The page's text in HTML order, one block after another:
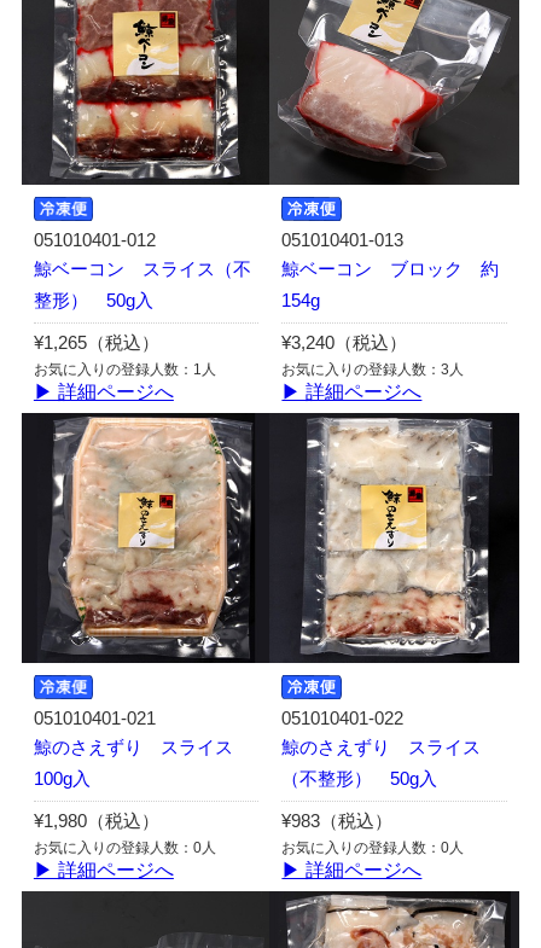
051010401-012
鯨ベーコン スライス（不
整形） 50g入
¥1,265（税込）
お気に入りの登録人数：1人
▶ 詳細ページへ
051010401-013
鯨ベーコン ブロック 約
154g
¥3,240（税込）
お気に入りの登録人数：3人
▶ 詳細ページへ
051010401-021
鯨のさえずり スライス
100g入
¥1,980（税込）
お気に入りの登録人数：0人
▶ 詳細ページへ
051010401-022
鯨のさえずり スライス
（不整形） 50g入
¥983（税込）
お気に入りの登録人数：0人
▶ 詳細ページへ